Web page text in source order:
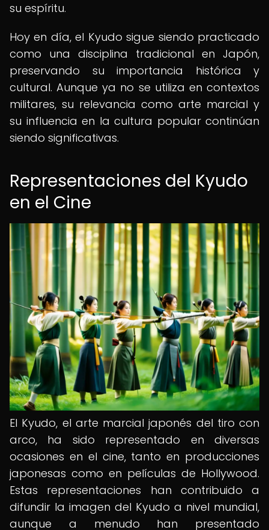
su espíritu.
Hoy en día, el Kyudo sigue siendo practicado
como una disciplina tradicional en Japón,
preservando su importancia histórica y
cultural. Aunque ya no se utiliza en contextos
militares, su relevancia como arte marcial y
su influencia en la cultura popular continúan
siendo significativas.
Representaciones del Kyudo
en el Cine
El Kyudo, el arte marcial japonés del tiro con
arco, ha sido representado en diversas
ocasiones en el cine, tanto en producciones
japonesas como en películas de Hollywood.
Estas representaciones han contribuido a
difundir la imagen del Kyudo a nivel mundial,
aunque a menudo han presentado